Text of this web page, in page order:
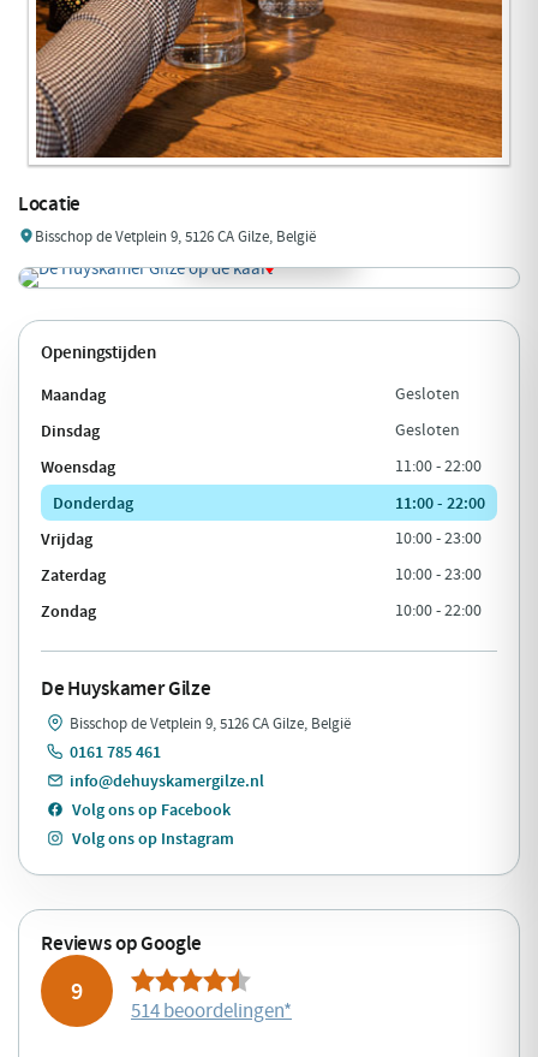
Locatie
Bisschop de Vetplein 9, 5126 CA Gilze, België
Openingstijden
Maandag Gesloten
Dinsdag Gesloten
Woensdag 11:00 - 22:00
Donderdag
11:00 - 22:00
Vrijdag
10:00 - 23:00
Zaterdag 10:00 - 23:00
Zondag 10:00 - 22:00
De Huyskamer Gilze
Bisschop de Vetplein 9, 5126 CA Gilze, België
0161 785 461
info@dehuyskamergilze.nl
Volg ons op Facebook
Volg ons op Instagram
Reviews op Google
9
514 beoordelingen*